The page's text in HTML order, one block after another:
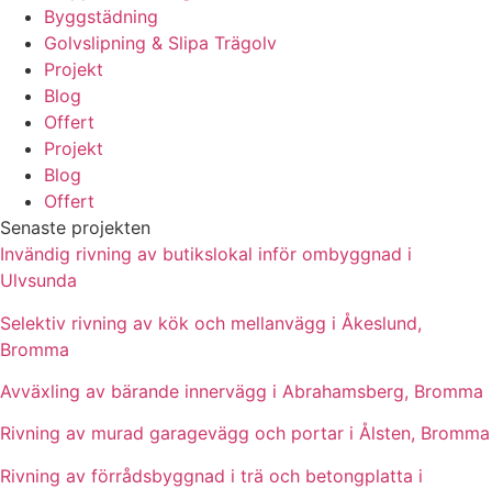
Byggstädning
Golvslipning & Slipa Trägolv
Projekt
Blog
Offert
Projekt
Blog
Offert
Senaste projekten
Invändig rivning av butikslokal inför ombyggnad i
Ulvsunda
Selektiv rivning av kök och mellanvägg i Åkeslund,
Bromma
Avväxling av bärande innervägg i Abrahamsberg, Bromma
Rivning av murad garagevägg och portar i Ålsten, Bromma
Rivning av förrådsbyggnad i trä och betongplatta i